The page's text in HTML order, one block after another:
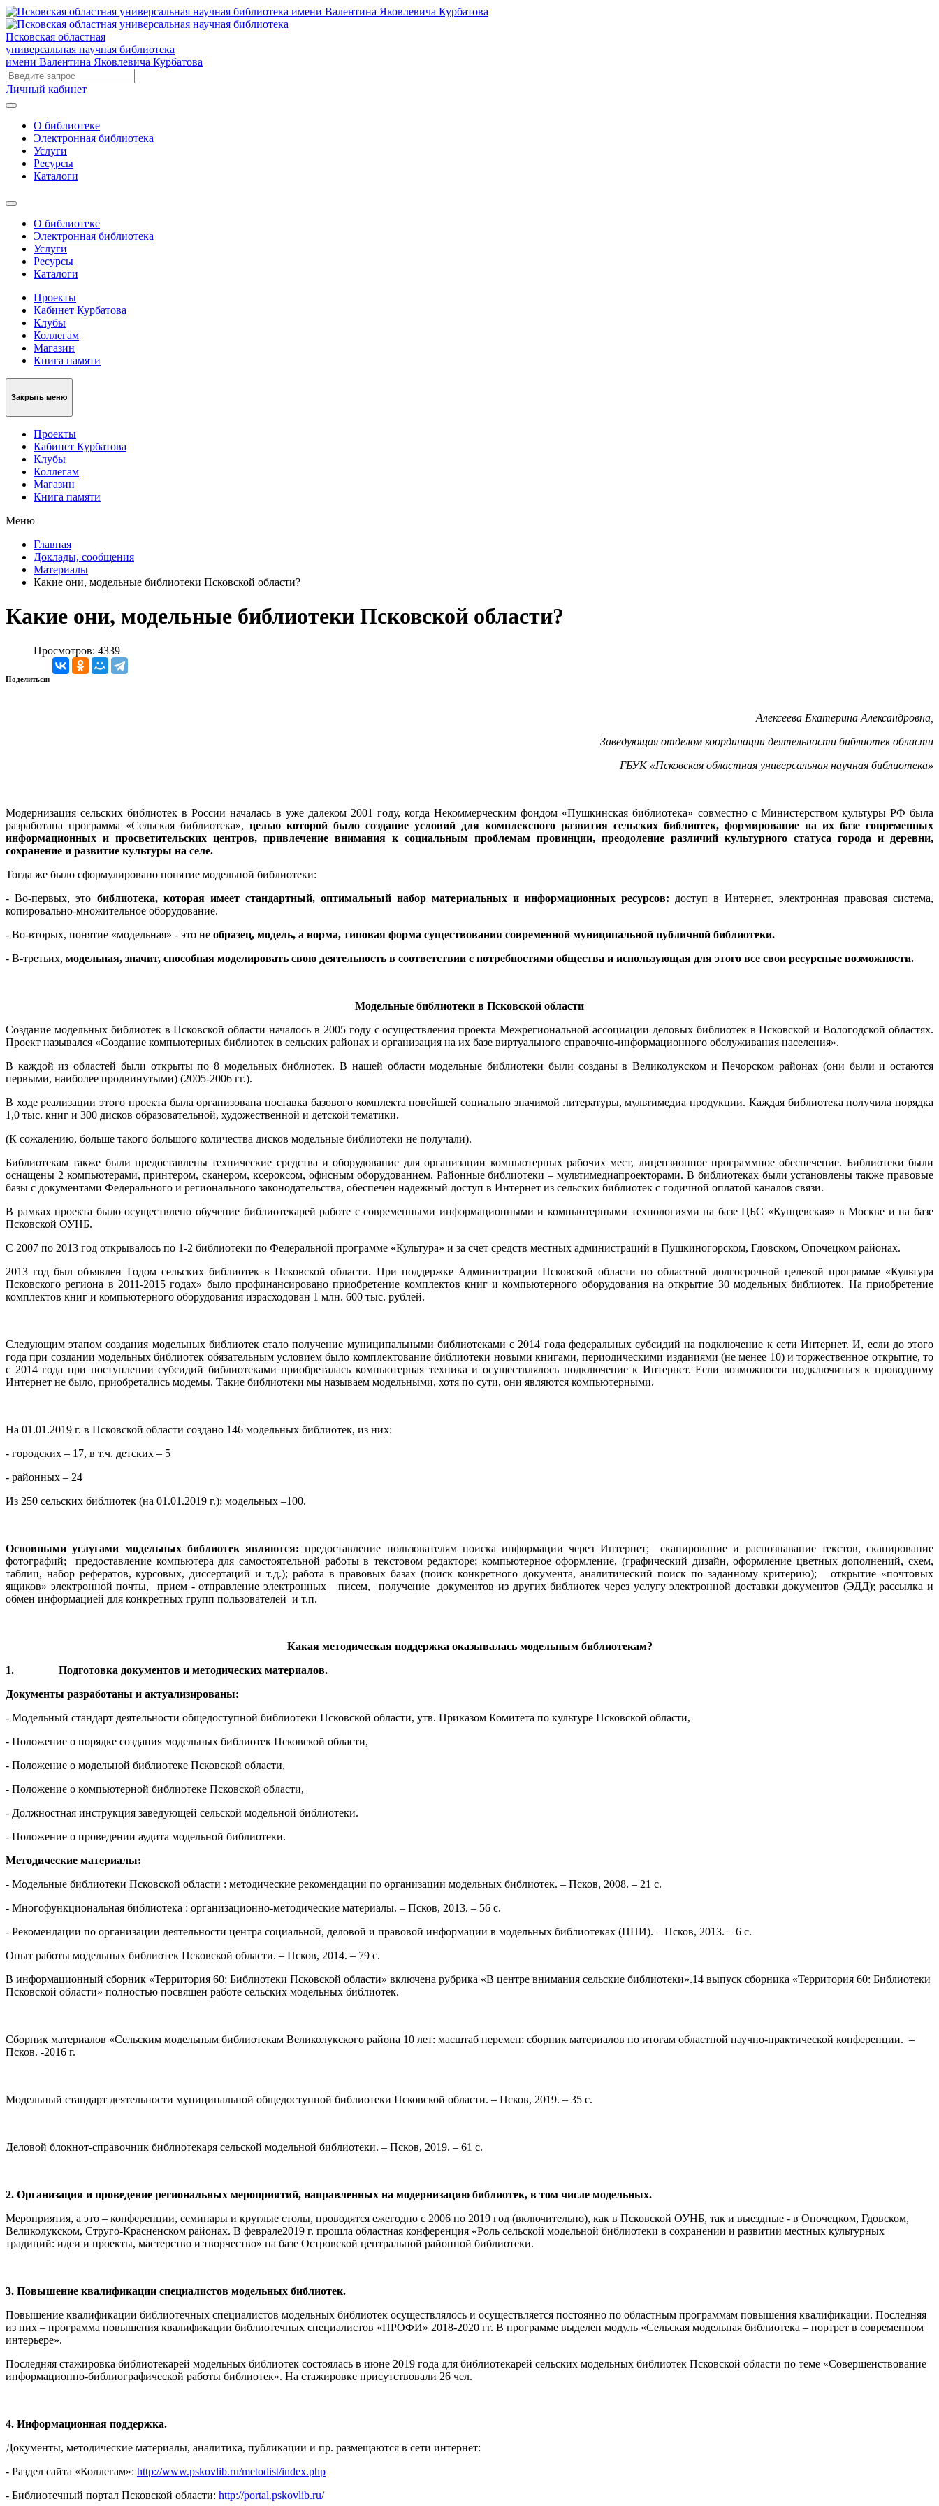
Псковская областная
универсальная научная библиотека
имени Валентина Яковлевича Курбатова
Личный кабинет
О библиотеке
Электронная библиотека
Услуги
Ресурсы
Каталоги
О библиотеке
Электронная библиотека
Услуги
Ресурсы
Каталоги
Проекты
Кабинет Курбатова
Клубы
Коллегам
Магазин
Книга памяти
Закрыть меню
Проекты
Кабинет Курбатова
Клубы
Коллегам
Магазин
Книга памяти
Меню
Главная
Доклады, сообщения
Материалы
Какие они, модельные библиотеки Псковской области?
Какие они, модельные библиотеки Псковской области?
Просмотров: 4339
Поделиться:
Алексеева Екатерина Александровна,
Заведующая отделом координации деятельности библиотек области
ГБУК «Псковская областная универсальная научная библиотека»
Модернизация сельских библиотек в России началась в уже далеком 2001 году, когда Некоммерческим фондом «Пушкинская библиотека» совместно с Министерством культуры РФ была
разработана программа «Сельская библиотека», целью которой было создание условий для комплексного развития сельских библиотек, формирование на их базе современных
информационных и просветительских центров, привлечение внимания к социальным проблемам провинции, преодоление различий культурного статуса города и деревни,
сохранение и развитие культуры на селе.
Тогда же было сформулировано понятие модельной библиотеки:
- Во-первых, это библиотека, которая имеет стандартный, оптимальный набор материальных и информационных ресурсов: доступ в Интернет, электронная правовая система,
копировально-множительное оборудование.
- Во-вторых, понятие «модельная» - это не образец, модель, а норма, типовая форма существования современной муниципальной публичной библиотеки.
- В-третьих, модельная, значит, способная моделировать свою деятельность в соответствии с потребностями общества и использующая для этого все свои ресурсные возможности.
Модельные библиотеки в Псковской области
Создание модельных библиотек в Псковской области началось в 2005 году с осуществления проекта Межрегиональной ассоциации деловых библиотек в Псковской и Вологодской областях.
Проект назывался «Создание компьютерных библиотек в сельских районах и организация на их базе виртуального справочно-информационного обслуживания населения».
В каждой из областей были открыты по 8 модельных библиотек. В нашей области модельные библиотеки были созданы в Великолукском и Печорском районах (они были и остаются
первыми, наиболее продвинутыми) (2005-2006 гг.).
В ходе реализации этого проекта была организована поставка базового комплекта новейшей социально значимой литературы, мультимедиа продукции. Каждая библиотека получила порядка
1,0 тыс. книг и 300 дисков образовательной, художественной и детской тематики.
(К сожалению, больше такого большого количества дисков модельные библиотеки не получали).
Библиотекам также были предоставлены технические средства и оборудование для организации компьютерных рабочих мест, лицензионное программное обеспечение. Библиотеки были
оснащены 2 компьютерами, принтером, сканером, ксероксом, офисным оборудованием. Районные библиотеки – мультимедиапроекторами. В библиотеках были установлены также правовые
базы с документами Федерального и регионального законодательства, обеспечен надежный доступ в Интернет из сельских библиотек с годичной оплатой каналов связи.
В рамках проекта было осуществлено обучение библиотекарей работе с современными информационными и компьютерными технологиями на базе ЦБС «Кунцевская» в Москве и на базе
Псковской ОУНБ.
С 2007 по 2013 год открывалось по 1-2 библиотеки по Федеральной программе «Культура» и за счет средств местных администраций в Пушкиногорском, Гдовском, Опочецком районах.
2013 год был объявлен Годом сельских библиотек в Псковской области. При поддержке Администрации Псковской области по областной долгосрочной целевой программе «Культура
Псковского региона в 2011-2015 годах» было профинансировано приобретение комплектов книг и компьютерного оборудования на открытие 30 модельных библиотек. На приобретение
комплектов книг и компьютерного оборудования израсходован 1 млн. 600 тыс. рублей.
Следующим этапом создания модельных библиотек стало получение муниципальными библиотеками с 2014 года федеральных субсидий на подключение к сети Интернет. И, если до этого
года при создании модельных библиотек обязательным условием было комплектование библиотеки новыми книгами, периодическими изданиями (не менее 10) и торжественное открытие, то
с 2014 года при поступлении субсидий библиотеками приобреталась компьютерная техника и осуществлялось подключение к Интернет. Если возможности подключиться к проводному
Интернет не было, приобретались модемы. Такие библиотеки мы называем модельными, хотя по сути, они являются компьютерными.
На 01.01.2019 г. в Псковской области создано 146 модельных библиотек, из них:
- городских – 17, в т.ч. детских – 5
- районных – 24
Из 250 сельских библиотек (на 01.01.2019 г.): модельных –100.
Основными услугами модельных библиотек являются:предоставление пользователям поиска информации через Интернет; сканирование и распознавание текстов, сканирование
фотографий; предоставление компьютера для самостоятельной работы в текстовом редакторе; компьютерное оформление, (графический дизайн, оформление цветных дополнений, схем,
таблиц, набор рефератов, курсовых, диссертаций и т.д.); работа в правовых базах (поиск конкретного документа, аналитический поиск по заданному критерию); открытие «почтовых
ящиков» электронной почты, прием - отправление электронных писем, получение документов из других библиотек через услугу электронной доставки документов (ЭДД); рассылка и
обмен информацией для конкретных групп пользователей и т.п.
Какая методическая поддержка оказывалась модельным библиотекам?
1. Подготовка документов и методических материалов.
Документы разработаны и актуализированы:
- Модельный стандарт деятельности общедоступной библиотеки Псковской области, утв. Приказом Комитета по культуре Псковской области,
- Положение о порядке создания модельных библиотек Псковской области,
- Положение о модельной библиотеке Псковской области,
- Положение о компьютерной библиотеке Псковской области,
- Должностная инструкция заведующей сельской модельной библиотеки.
- Положение о проведении аудита модельной библиотеки.
Методические материалы:
- Модельные библиотеки Псковской области : методические рекомендации по организации модельных библиотек. – Псков, 2008. – 21 с.
- Многофункциональная библиотека : организационно-методические материалы. – Псков, 2013. – 56 с.
- Рекомендации по организации деятельности центра социальной, деловой и правовой информации в модельных библиотеках (ЦПИ). – Псков, 2013. – 6 с.
Опыт работы модельных библиотек Псковской области. – Псков, 2014. – 79 с.
В информационный сборник «Территория 60: Библиотеки Псковской области» включена рубрика «В центре внимания сельские библиотеки».14 выпуск сборника «Территория 60: Библиотеки
Псковской области» полностью посвящен работе сельских модельных библиотек.
Сборник материалов «Сельским модельным библиотекам Великолукского района 10 лет: масштаб перемен: сборник материалов по итогам областной научно-практической конференции. –
Псков. -2016 г.
Модельный стандарт деятельности муниципальной общедоступной библиотеки Псковской области. – Псков, 2019. – 35 с.
Деловой блокнот-справочник библиотекаря сельской модельной библиотеки. – Псков, 2019. – 61 с.
2. Организация и проведение региональных мероприятий, направленных на модернизацию библиотек, в том числе модельных.
Мероприятия, а это – конференции, семинары и круглые столы, проводятся ежегодно с 2006 по 2019 год (включительно), как в Псковской ОУНБ, так и выездные - в Опочецком, Гдовском,
Великолукском, Струго-Красненском районах. В феврале2019 г. прошла областная конференция «Роль сельской модельной библиотеки в сохранении и развитии местных культурных
традиций: идеи и проекты, мастерство и творчество» на базе Островской центральной районной библиотеки.
3. Повышение квалификации специалистов модельных библиотек.
Повышение квалификации библиотечных специалистов модельных библиотек осуществлялось и осуществляется постоянно по областным программам повышения квалификации. Последняя
из них – программа повышения квалификации библиотечных специалистов «ПРОФИ» 2018-2020 гг. В программе выделен модуль «Сельская модельная библиотека – портрет в современном
интерьере».
Последняя стажировка библиотекарей модельных библиотек состоялась в июне 2019 года для библиотекарей сельских модельных библиотек Псковской области по теме «Совершенствование
информационно-библиографической работы библиотек». На стажировке присутствовали 26 чел.
4. Информационная поддержка.
Документы, методические материалы, аналитика, публикации и пр. размещаются в сети интернет:
- Раздел сайта «Коллегам»: http://www.pskovlib.ru/metodist/index.php
- Библиотечный портал Псковской области: http://portal.pskovlib.ru/